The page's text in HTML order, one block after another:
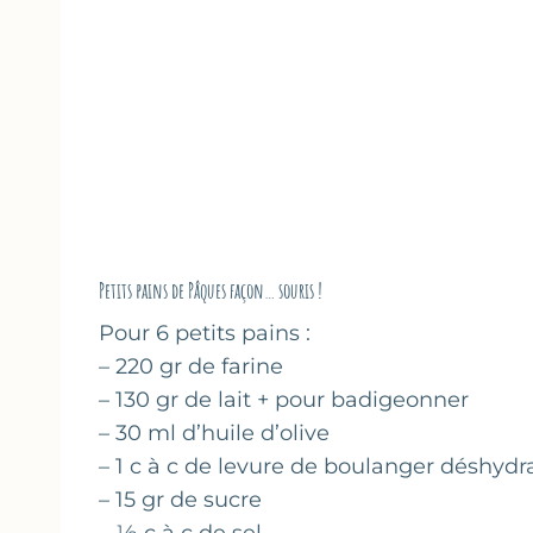
Petits pains de Pâques façon… souris !
Pour 6 petits pains :
– 220 gr de farine
– 130 gr de lait + pour badigeonner
– 30 ml d’huile d’olive
– 1 c à c de levure de boulanger
– 15 gr de sucre